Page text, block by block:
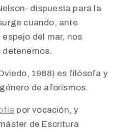
dispuesta para la
cuando, ante
del mar, nos
detenemos.
, 1988) es filósofa y
de aforismos.
por vocación, y
de Escritura